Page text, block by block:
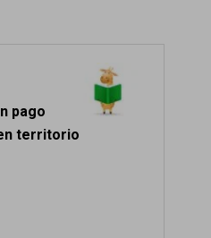
pago
territorio